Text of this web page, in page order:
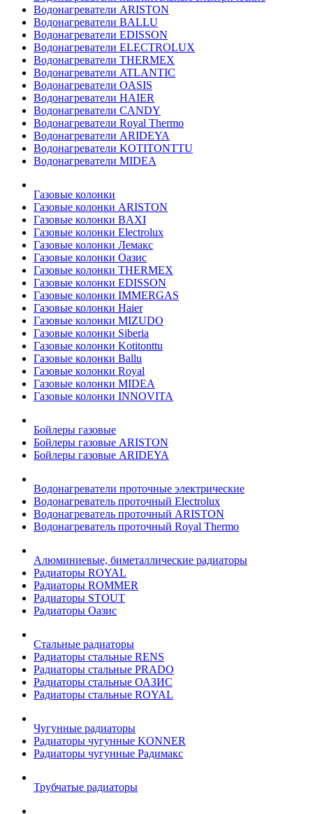
Водонагреватели ARISTON
Водонагреватели BALLU
Водонагреватели EDISSON
Водонагреватели ELECTROLUX
Водонагреватели THERMEX
Водонагреватели ATLANTIC
Водонагреватели OASIS
Водонагреватели HAIER
Водонагреватели CANDY
Водонагреватели Royal Thermo
Водонагреватели ARIDEYA
Водонагреватели KOTITONTTU
Водонагреватели MIDEA
Газовые колонки
Газовые колонки ARISTON
Газовые колонки BAXI
Газовые колонки Electrolux
Газовые колонки Лемакс
Газовые колонки Оазис
Газовые колонки THERMEX
Газовые колонки EDISSON
Газовые колонки IMMERGAS
Газовые колонки Haier
Газовые колонки MIZUDO
Газовые колонки Siberia
Газовые колонки Kotitonttu
Газовые колонки Ballu
Газовые колонки Royal
Газовые колонки MIDEA
Газовые колонки INNOVITA
Бойлеры газовые
Бойлеры газовые ARISTON
Бойлеры газовые ARIDEYA
Водонагреватели проточные электрические
Водонагреватель проточный Electrolux
Водонагреватель проточный ARISTON
Водонагреватель проточный Royal Thermo
Алюминиевые, биметаллические радиаторы
Радиаторы ROYAL
Радиаторы ROMMER
Радиаторы STOUT
Радиаторы Оазис
Стальные радиаторы
Радиаторы стальные RENS
Радиаторы стальные PRADO
Радиаторы стальные ОАЗИС
Радиаторы стальные ROYAL
Чугунные радиаторы
Радиаторы чугунные KONNER
Радиаторы чугунные Радимакс
Трубчатые радиаторы